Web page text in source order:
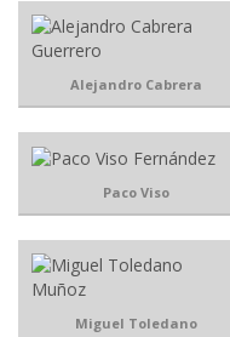
Alejandro Cabrera
Paco Viso
Miguel Toledano